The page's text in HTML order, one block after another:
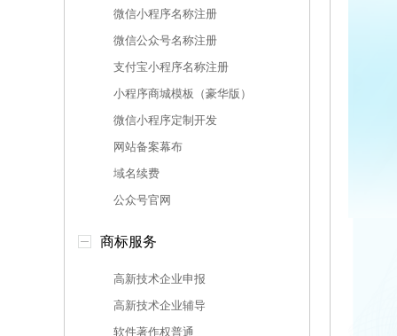
微信小程序名称注册
微信公众号名称注册
支付宝小程序名称注册
小程序商城模板（豪华版）
微信小程序定制开发
网站备案幕布
域名续费
公众号官网
商标服务
高新技术企业申报
高新技术企业辅导
软件著作权普通